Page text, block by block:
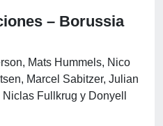
– Borussia
Mats Hummels, Nico
Marcel Sabitzer, Julian
Fullkrug y Donyell